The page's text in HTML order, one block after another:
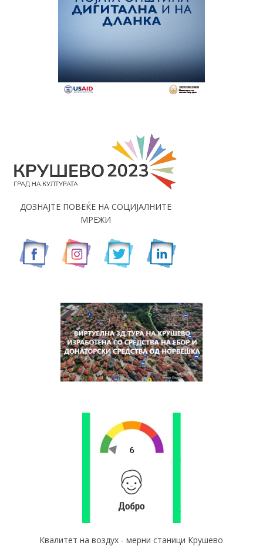
ДОЗНАЈТЕ ПОВЕЌЕ НА СОЦИЈАЛНИТЕ
МРЕЖИ
Квалитет на воздух - мерни станици Крушево